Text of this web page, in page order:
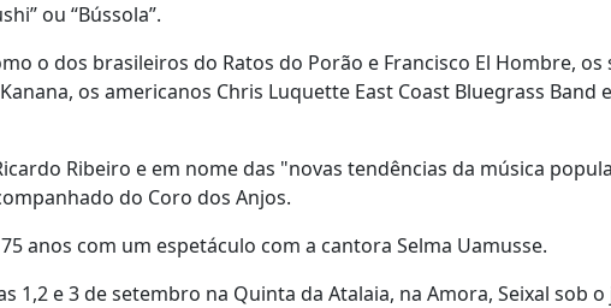
ou “Bússola”.
o dos brasileiros do Ratos do Porão e Francisco El Hombre, os
os americanos Chris Luquette East Coast Bluegrass Band
Ribeiro e em nome das "novas tendências da música
do Coro dos Anjos.
anos com um espetáculo com a cantora Selma Uamusse.
1,2 e 3 de setembro na Quinta da Atalaia, na Amora, Seixal sob o